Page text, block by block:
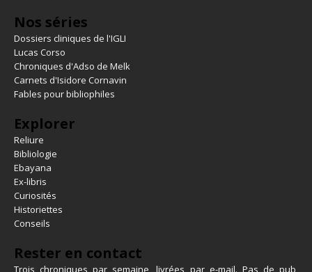
Nos séries
Dossiers cliniques de l'IGLI
Lucas Corso
Chroniques d'Adso de Melk
Carnets d'Isidore Cornavin
Fables pour bibliophiles
Explorer
Reliure
Bibliologie
Ebayana
Ex-libris
Curiosités
Historiettes
Conseils
Rester en contact
Trois chroniques par semaine, livrées par e-mail. Pas de pub,